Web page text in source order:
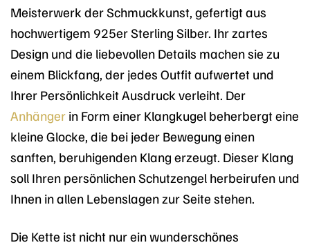
Meisterwerk der Schmuckkunst, gefertigt aus
hochwertigem 925er Sterling Silber. Ihr zartes
Design und die liebevollen Details machen sie zu
einem Blickfang, der jedes Outfit aufwertet und
Ihrer Persönlichkeit Ausdruck verleiht. Der
Anhänger in Form einer Klangkugel beherbergt eine
kleine Glocke, die bei jeder Bewegung einen
sanften, beruhigenden Klang erzeugt. Dieser Klang
soll Ihren persönlichen Schutzengel herbeirufen und
Ihnen in allen Lebenslagen zur Seite stehen.
Die Kette ist nicht nur ein wunderschönes